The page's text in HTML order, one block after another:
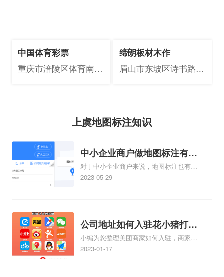
中国体育彩票
重庆市涪陵区体育南路
缔朗板材木作
眉山市东坡区诗书路南
上虞地图标注知识
中小企业商户做地图标注有什
么好处
对于中小企业商户来说，地图标注也有许
多好处，包括：提高可见性和曝光率：通
标注的商户位置，增加商户被发现的机
会。方便客户导航：地图标注可以帮助客
户更容易地找到商户的实际位置。特别是
对于新客户或不熟悉该地区的客户来说，
2023-05-29
公司地址如何入驻花小猪打车
地图标记？指路人地图标注服
务中心铺如何入驻花小猪打车
小编为您整理美团商家如何入驻，商家入
驻教程、商家如何入驻地图、如何入驻
2023-01-17